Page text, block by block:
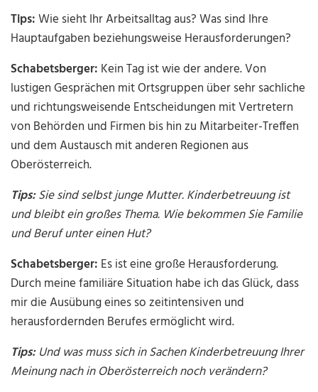
Tips:Wie sieht Ihr Arbeitsalltag aus? Was sind Ihre
Hauptaufgaben beziehungsweise Herausforderungen?
Schabetsberger: Kein Tag ist wie der andere. Von
lustigen Gesprächen mit Ortsgruppen über sehr sachliche
und richtungsweisende Entscheidungen mit Vertretern
von Behörden und Firmen bis hin zu Mitarbeiter-Treffen
und dem Austausch mit anderen Regionen aus
Oberösterreich.
Tips:Sie sind selbst junge Mutter. Kinderbetreuung ist
und bleibt ein großes Thema. Wie bekommen Sie Familie
und Beruf unter einen Hut?
Schabetsberger: Es ist eine große Herausforderung.
Durch meine familiäre Situation habe ich das Glück, dass
mir die Ausübung eines so zeitintensiven und
herausfordernden Berufes ermöglicht wird.
Tips:Und was muss sich in Sachen Kinderbetreuung Ihrer
Meinung nach in Oberösterreich noch verändern?